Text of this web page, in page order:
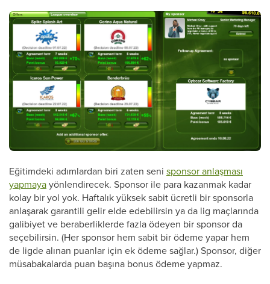
Eğitimdeki adımlardan biri zaten seni sponsor anlaşması
yapmayayönlendirecek. Sponsor ile para kazanmak kadar
kolay bir yol yok. Haftalık yüksek sabit ücretli bir sponsorla
anlaşarak garantili gelir elde edebilirsin ya da lig maçlarında
galibiyet ve beraberliklerde fazla ödeyen bir sponsor da
seçebilirsin. (Her sponsor hem sabit bir ödeme yapar hem
de ligde alınan puanlar için ek ödeme sağlar.) Sponsor, diğer
müsabakalarda puan başına bonus ödeme yapmaz.